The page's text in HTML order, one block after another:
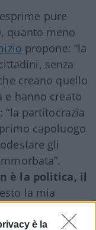
è la
pure
, quanto meno
propone: “la
senza
creano quello
e hanno creato
: “la partitocrazia
capoluogo
gli
è la politica, il
la mia